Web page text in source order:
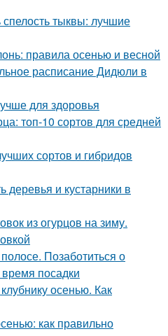
тыквы: лучшие
правила осенью и весной
расписание Дидюли в
для здоровья
топ-10 сортов для средней
сортов и гибридов
деревья и кустарники в
из огурцов на зиму.
Позаботиться о
посадки
осенью. Как
как правильно